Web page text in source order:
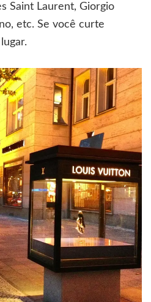
Saint Laurent, Giorgio
etc. Se você curte